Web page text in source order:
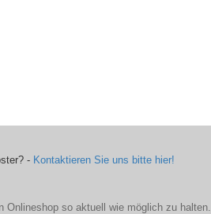
- Kontaktieren Sie uns bitte hier!
Onlineshop so aktuell wie möglich zu halten.